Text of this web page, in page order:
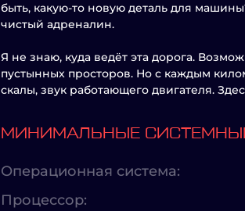
быть, какую-то новую деталь для
чистый адреналин.
Я не знаю, куда ведёт эта дорога.
пустынных просторов. Но с каждым
скалы, звук работающего двигателя.
МИНИМАЛЬНЫЕ
Операционная система:
Процессор: